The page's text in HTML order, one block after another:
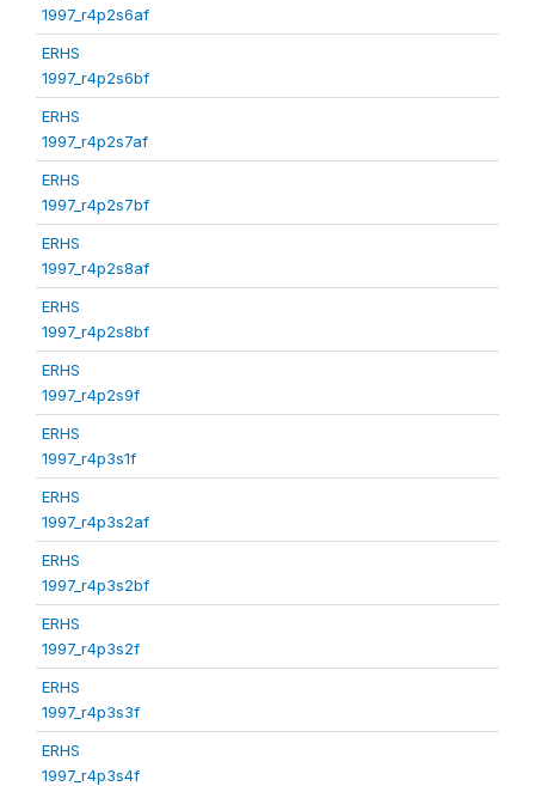
1997_r4p2s6af
ERHS
1997_r4p2s6bf
ERHS
1997_r4p2s7af
ERHS
1997_r4p2s7bf
ERHS
1997_r4p2s8af
ERHS
1997_r4p2s8bf
ERHS
1997_r4p2s9f
ERHS
1997_r4p3s1f
ERHS
1997_r4p3s2af
ERHS
1997_r4p3s2bf
ERHS
1997_r4p3s2f
ERHS
1997_r4p3s3f
ERHS
1997_r4p3s4f